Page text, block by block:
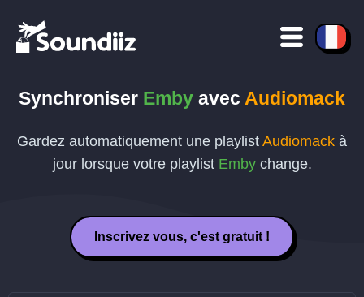
Synchroniser Emby avec Audiomack
Gardez automatiquement une playlist Audiomack à
jour lorsque votre playlist Embychange.
Inscrivez vous, c'est gratuit !